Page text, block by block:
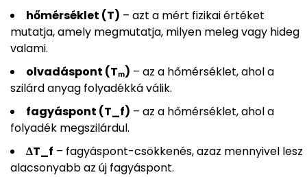
hőmérséklet (T) – azt a mért fizikai értéket
mutatja, amely megmutatja, milyen meleg vagy hideg
valami.
olvadáspont (Tₘ) – az a hőmérséklet, ahol a
szilárd anyag folyadékká válik.
fagyáspont (T_f) – az a hőmérséklet, ahol a
folyadék megszilárdul.
ΔT_f – fagyáspont-csökkenés, azaz mennyivel lesz
alacsonyabb az új fagyáspont.